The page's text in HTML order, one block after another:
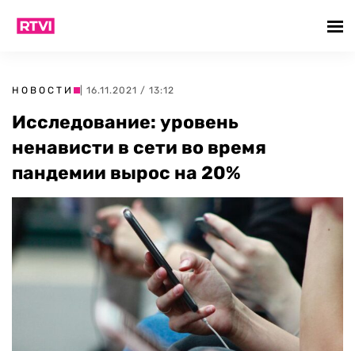
НОВОСТИ | 16.11.2021 / 13:12
Исследование: уровень
ненависти в сети во время
пандемии вырос на 20%